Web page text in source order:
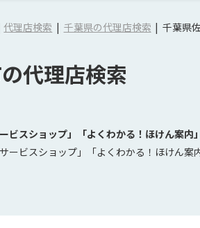
代理店検索 千葉県の代理店検索 千葉県
代理店検索
ービスショップ」「よくわかる！ほけん案内
ービスショップ」「よくわかる！ほけん案内